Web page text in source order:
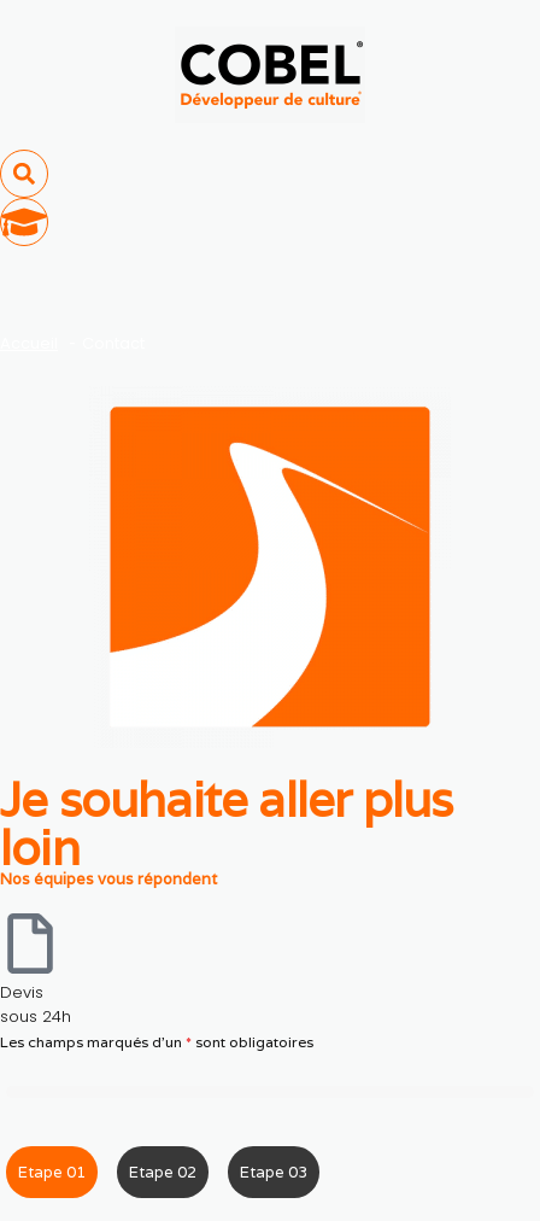
Je souhaite aller plus
loin
Nos équipes vous répondent
Devis
sous 24h
Les champs marqués d’un * sont obligatoires
Etape 01 Etape 02 Etape 03